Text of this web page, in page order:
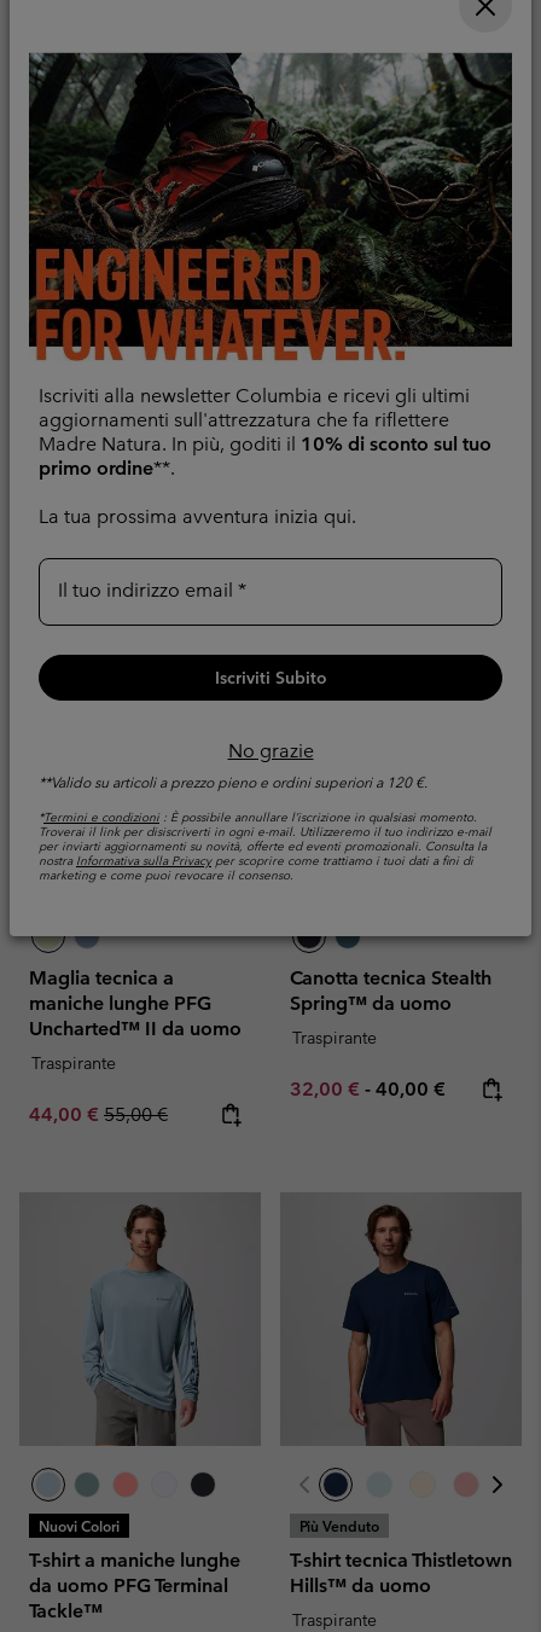
Iscriviti alla newsletter Columbia e ricevi gli ultimi
aggiornamenti sull'attrezzatura che fa riflettere
Madre Natura. In più, goditi il 10% di sconto sul tuo
primo ordine**.
La tua prossima avventura inizia qui.
Il tuo indirizzo email
Iscriviti Subito
No grazie
**Valido su articoli a prezzo pieno e ordini superiori a 120 €.
*Termini e condizioni: È possibile annullare l’iscrizione in qualsiasi momento.
Troverai il link per disiscriverti in ogni e-mail. Utilizzeremo il tuo indirizzo e-mail
per inviarti aggiornamenti su novità, offerte ed eventi promozionali. Consulta la
nostra Informativa sulla Privacyper scoprire come trattiamo i tuoi dati a fini di
marketing e come puoi revocare il consenso.
Creek™ da uomo
Raffreddamento
Minimum sale price:
42,00 €-Maximum sale price:
48,00 €
Maglia tecnica con
cerniera a metà
lunghezza Stealth
Traspirante
Minimum sale price:
32,00 €-Maximum price:
65,00 €
Maglia tecnica a
maniche lunghe PFG
Uncharted™ II da uomo
Traspirante
Sale price:
44,00 € Regular price:
55,00 €
Canotta tecnica Stealth
Spring™ da uomo
Traspirante
Minimum sale price:
32,00 € - Maximum price:
40,00 €
Nuovi Colori
T-shirt a maniche lunghe
da uomo PFG Terminal
Tackle™
Più Venduto
T-shirt tecnica Thistletown
Hills™ da uomo
Traspirante